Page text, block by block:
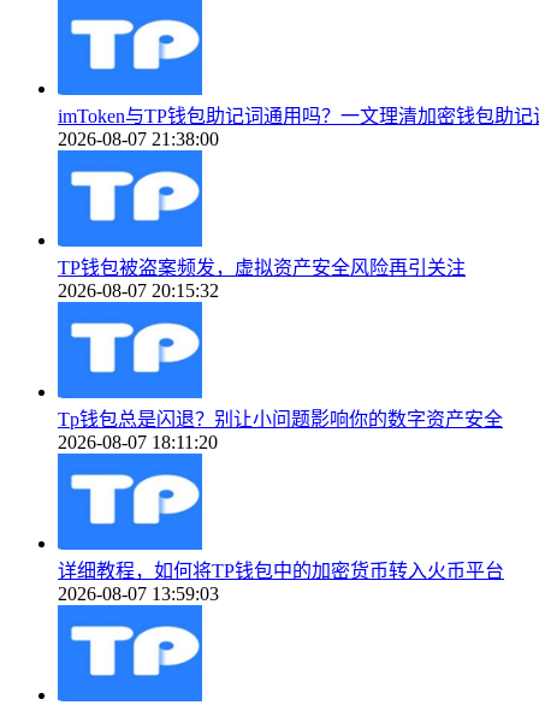
imToken与TP钱包助记词通用吗？一文理清加密钱包助记
2026-08-07 21:38:00
TP钱包被盗案频发，虚拟资产安全风险再引关注
2026-08-07 20:15:32
Tp钱包总是闪退？别让小问题影响你的数字资产安全
2026-08-07 18:11:20
详细教程，如何将TP钱包中的加密货币转入火币平台
2026-08-07 13:59:03